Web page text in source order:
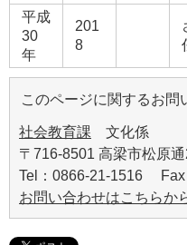
平成
30
年
201
8
このページに関するお問
社会教育課 文化係
〒716-8501 高梁市松原
Tel：0866-21-1516
お問い合わせはこちらか